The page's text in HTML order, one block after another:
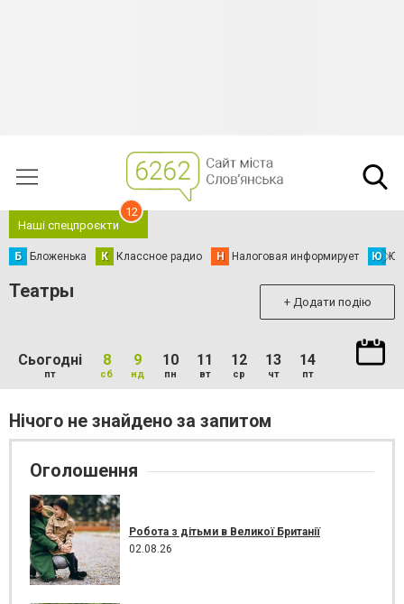
Наші спецпроєкти
12
Б Бложенька К Классное радио Н Налоговая информирует Ю
Театры + Додати подію
Сьогодні
пт
8
сб
9
нд
10
пн
11
вт
12
ср
13
чт
14
пт
Нічого не знайдено за запитом
Оголошення
Робота з дітьми в Великої Британії
02.08.26